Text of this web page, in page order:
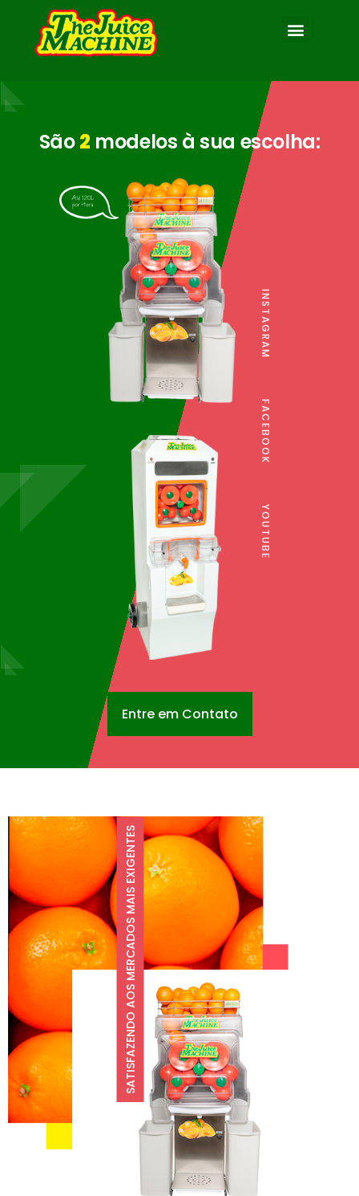
São2 modelos à sua escolha:
Entre em Contato
INSTAGRAM
FACEBOOK
YOUTUBE
SATISFAZENDO AOS MERCADOS MAIS EXIGENTES